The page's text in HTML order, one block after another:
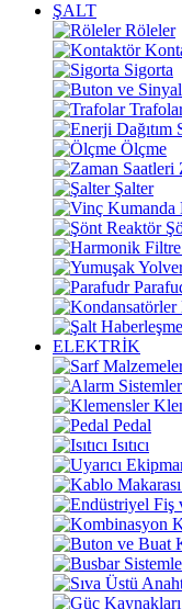
ŞALT
Röleler
Sigorta
Ölçme
Şalter
ELEKTRİK
Pedal
Isıtıcı